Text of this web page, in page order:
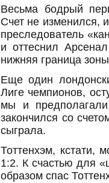
Весьма бодрый
Счет не изменился,
преследователь
и оттеснил
нижняя граница
Еще один
Лиге чемпионов,
мы и
закончился со
сыграла.
Тоттенхэм, кстати,
1:2. К счастью для
образом спас